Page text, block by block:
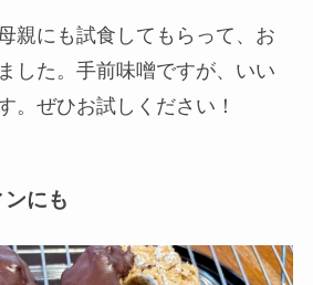
親にも試食してもらって、お
した。手前味噌ですが、いい
。ぜひお試しください！
ンにも